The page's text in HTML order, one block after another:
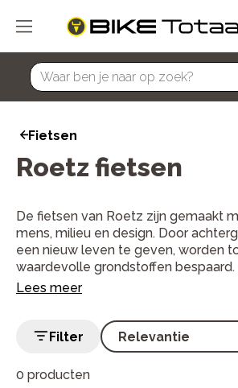
home
Fietsen
Roetz fietsen
De fietsen van Roetz zijn gemaakt
mens, milieu en design. Door
een nieuw leven te geven, worden
waardevolle grondstoffen bespaard.
Roetz ernaar om nieuwe materialen
ontdek de fietsen.
Lees meer
0 producten
Filter